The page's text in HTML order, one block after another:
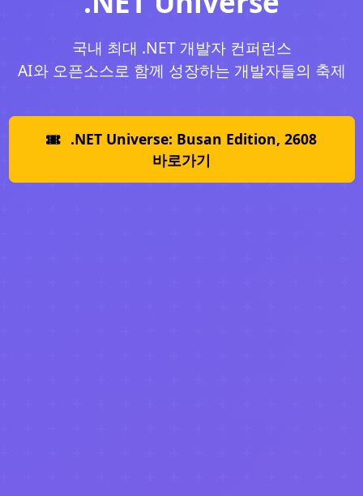
국내 최대 .NET 개발자 컨퍼런스
AI와 오픈소스로 함께 성장하는 개발자들의 축제
.NET Universe: Busan Edition, 2608
바로가기